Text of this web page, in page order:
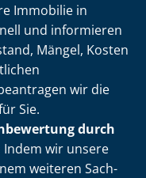
Immobilie in
und informieren
Mängel, Kosten
wir die
Sie.
durch
Indem wir unsere
weiteren Sach­